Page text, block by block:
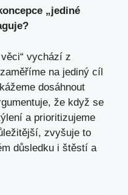
„jediné
vychází z
na jediný cíl
dosáhnout
že když se
a prioritizujeme
zvyšuje to
důsledku i štěstí a